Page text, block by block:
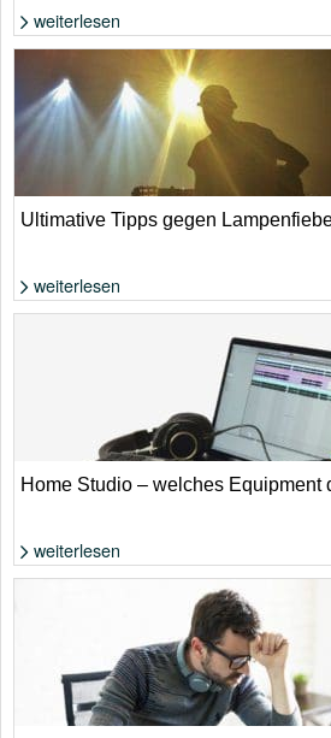
Foto: Shutterstock von Rawpixel.com
weiterlesen
Foto: Shutterstock von Yoh_ann
Ultimative Tipps gegen
weiterlesen
Home Studio – welches Equipment
weiterlesen